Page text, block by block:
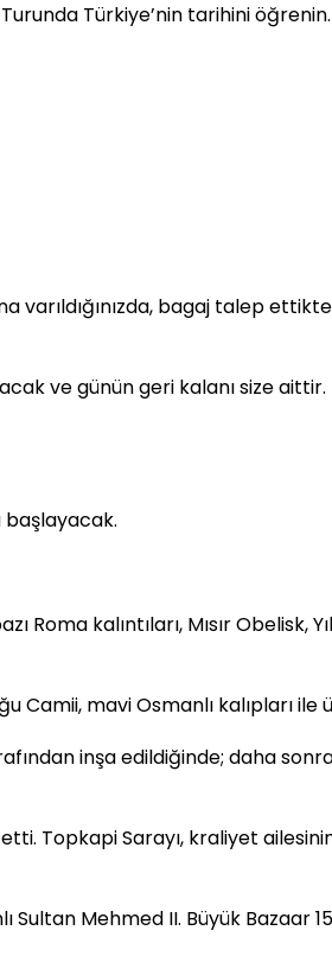
Türkiye’nin tarihini öğrenin.
varıldığınızda, bagaj talep
ve günün geri kalanı size aittir.
başlayacak.
Roma kalıntıları, Mısır Obelisk,
Camii, mavi Osmanlı kalıpları ile
inşa edildiğinde; daha
Topkapi Sarayı, kraliyet
Mehmed II. Büyük Bazaar